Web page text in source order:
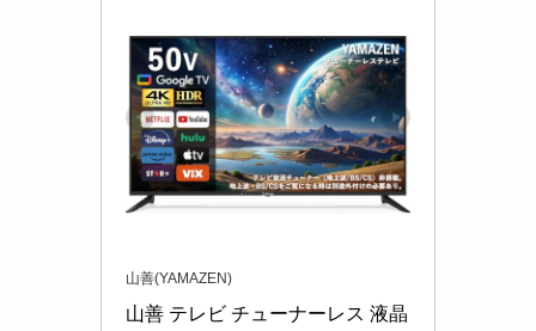
山善(YAMAZEN)
山善 テレビ チューナーレス 液晶